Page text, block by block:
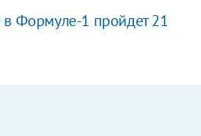
Формуле-1 пройдет 21